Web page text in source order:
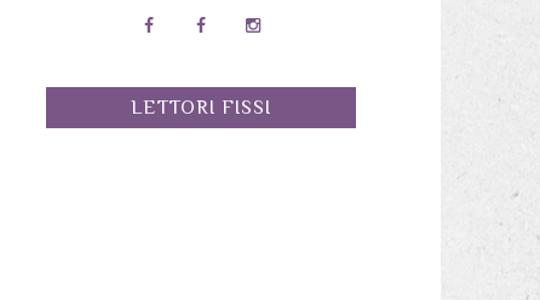
LETTORI FISSI